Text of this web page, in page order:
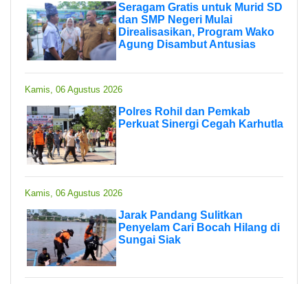
Seragam Gratis untuk Murid SD
dan SMP Negeri Mulai
Direalisasikan, Program Wako
Agung Disambut Antusias
Kamis, 06 Agustus 2026
Polres Rohil dan Pemkab
Perkuat Sinergi Cegah Karhutla
Kamis, 06 Agustus 2026
Jarak Pandang Sulitkan
Penyelam Cari Bocah Hilang di
Sungai Siak